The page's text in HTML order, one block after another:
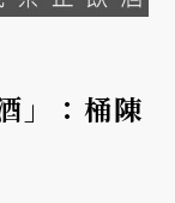
」：桶陳